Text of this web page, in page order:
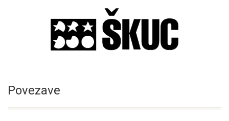
Povezave